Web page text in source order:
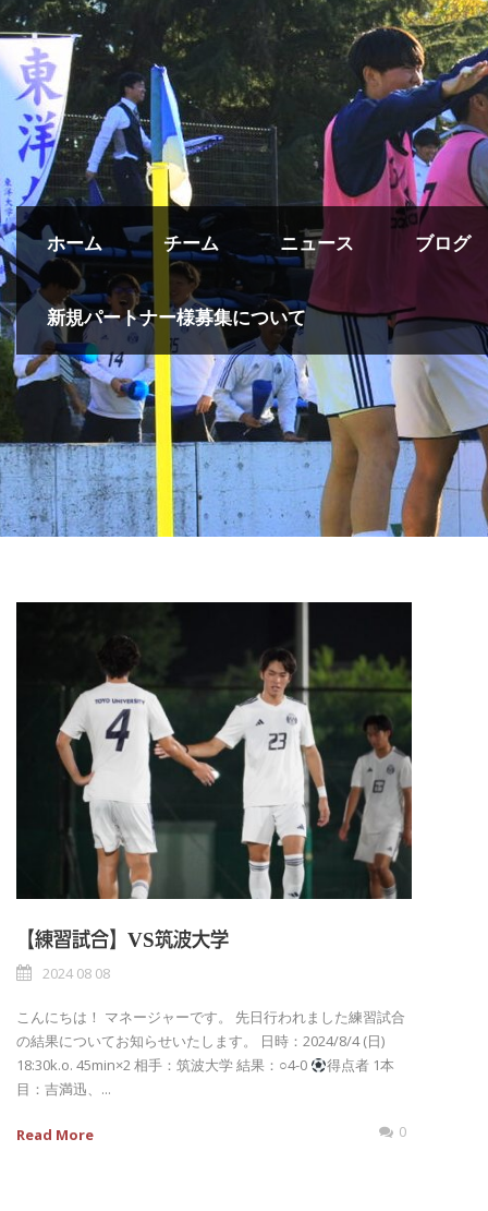
ホーム チーム ニュース ブログ
新規パートナー様募集について
【練習試合】VS筑波大学
2024 08 08
こんにちは！ マネージャーです。 先日行われました練習試合
の結果についてお知らせいたします。 日時：2024/8/4 (日)
18:30k.o. 45min×2 相手：筑波大学 結果：○4-0
得点者 1本
目：吉満迅、...
Read More 0